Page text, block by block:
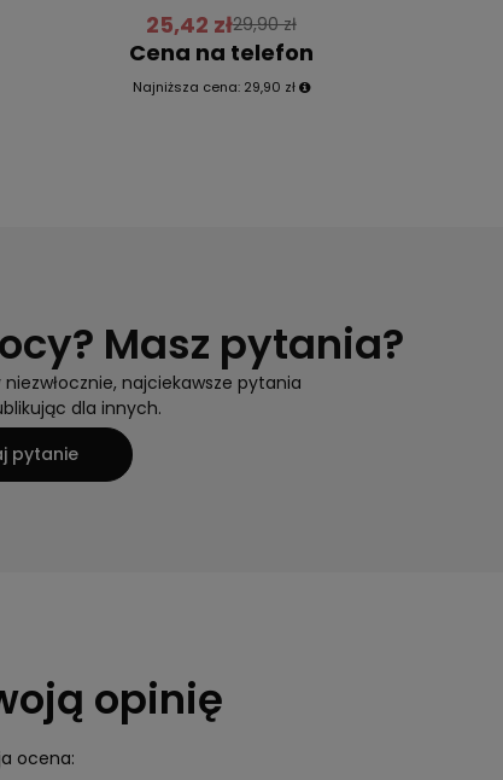
25,42 zł29,90 zł
Cena na telefon
Najniższa cena: 29,90 zł
Masz pytania?
najciekawsze pytania
dla innych.
pytanie
opinię
ocena: